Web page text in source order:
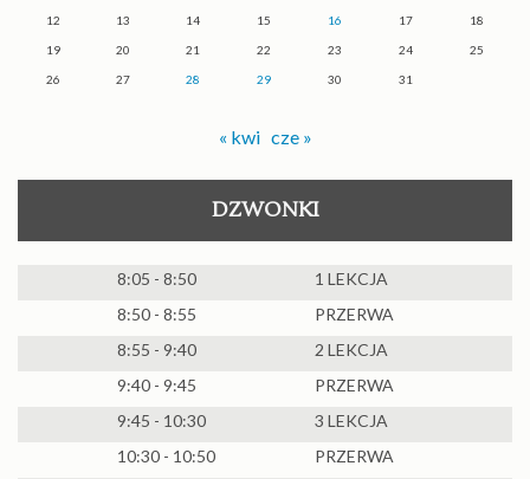
12 13 14 15 16 17 18
19 20 21 22 23 24 25
26 27 28 29 30 31
« kwi cze »
DZWONKI
8:05 - 8:50
1 LEKCJA
8:50 - 8:55
PRZERWA
8:55 - 9:40
2 LEKCJA
9:40 - 9:45
PRZERWA
9:45 - 10:30
3 LEKCJA
10:30 - 10:50
PRZERWA